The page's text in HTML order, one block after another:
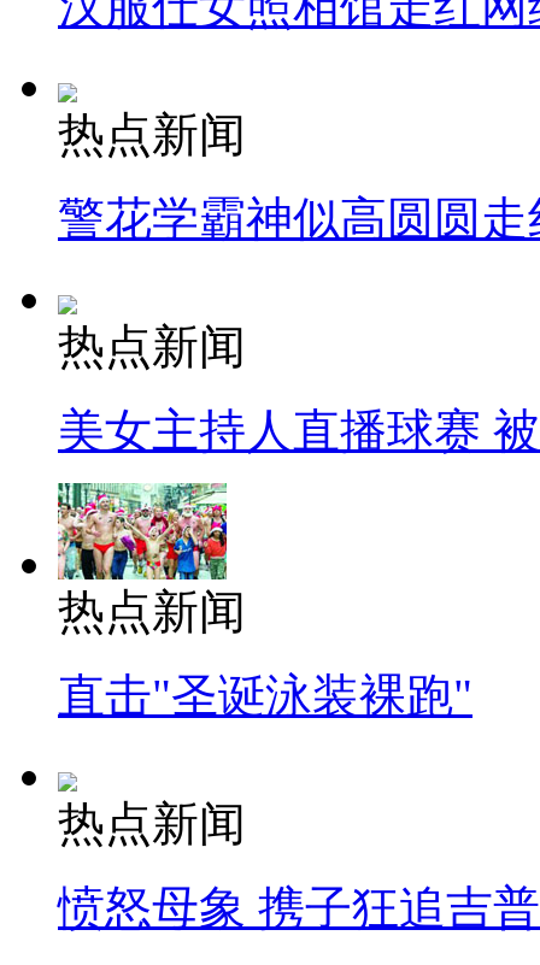
热点新闻
警花学霸神似高圆圆走
热点新闻
美女主持人直播球赛
热点新闻
直击"圣诞泳装裸跑"
热点新闻
愤怒母象 携子狂追吉